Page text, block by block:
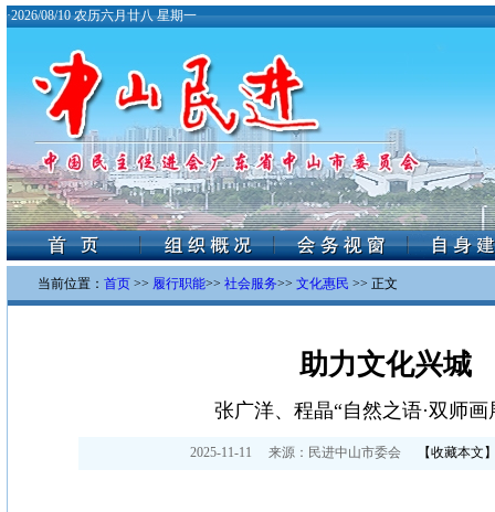
·2026/08/10 农历六月廿八 星期一
当前位置： 首页 >> 履行职能>> 社会服务>> 文化惠民 >> 正文
助力文化兴城
张广洋、程晶“自然之语·双师画
2025-11-11 来源： 民进中山市委会 【收藏本文